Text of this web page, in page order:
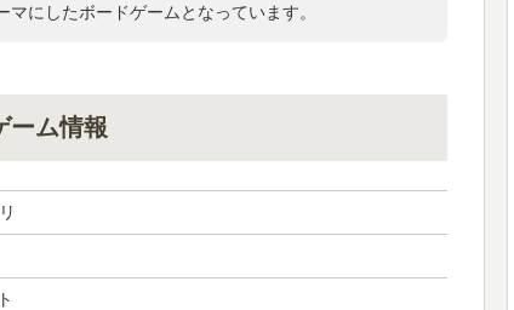
マにしたボードゲームとなっています。
ーム情報